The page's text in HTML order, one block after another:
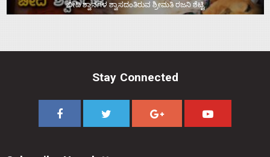
ಬೀದಿ ಶ್ವಾನಗಳ ಶ್ವಾಸದಂತಿರುವ ಶ್ರೀಮತಿ ರಜನಿ ಶೆಟ್ಟಿ
Stay Connected